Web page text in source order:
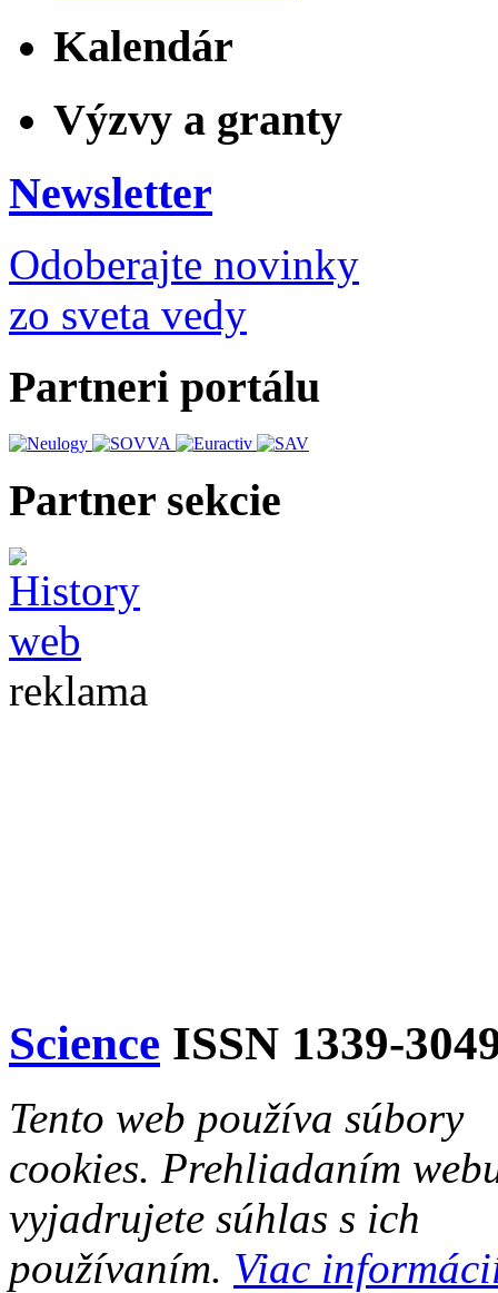
Kalendár
Výzvy a granty
Newsletter
Odoberajte novinky
zo sveta vedy
Partneri portálu
Partner sekcie
reklama
Science ISSN 1339-
Tento web používa súbory
cookies. Prehliadaním
vyjadrujete súhlas s ich
používaním. Viac